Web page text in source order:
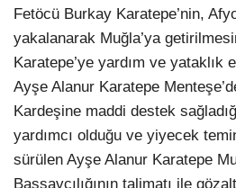
Fetöcü Burkay Karatepe’nin,
yakalanarak Muğla’ya
Karatepe’ye yardım ve yataklık
Ayşe Alanur Karatepe
Kardeşine maddi destek
yardımcı olduğu ve yiyecek
sürülen Ayşe Alanur Karatepe
Başsavcılığının talimatı ile